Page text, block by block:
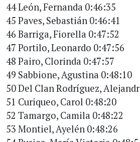
44 León, Fernanda 0:46:35
45 Paves, Sebastián 0:46:41
46 Barriga, Fiorella 0:47:52
47 Portilo, Leonardo 0:47:56
48 Pairo, Clorinda 0:47:57
49 Sabbione, Agustina 0:48:10
50 Del Clan Rodríguez,
51 Curiqueo, Carol 0:48:20
52 Tamargo, Camila 0:48:22
53 Montiel, Ayelén 0:48:26